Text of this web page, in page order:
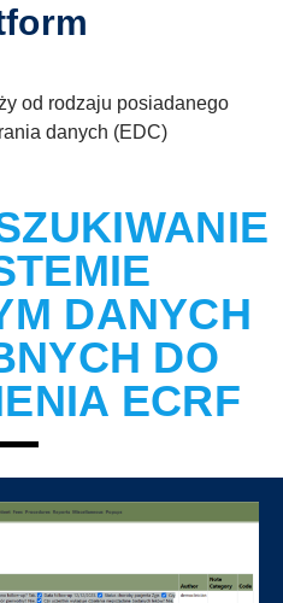
od rodzaju posiadanego
danych (EDC)
DANYCH
DO
ECRF